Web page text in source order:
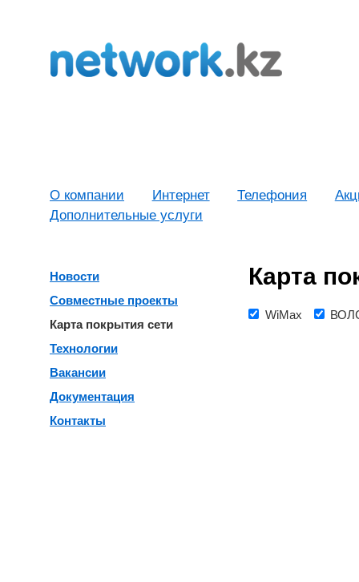
О компании Интернет Телефония
Дополнительные услуги
Новости
Совместные проекты
Карта покрытия сети
Технологии
Вакансии
Документация
Контакты
Карта
WiMax